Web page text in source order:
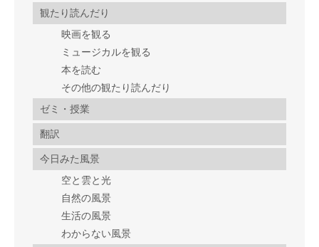
観たり読んだり
映画を観る
ミュージカルを観る
本を読む
その他の観たり読んだり
ゼミ・授業
翻訳
今日みた風景
空と雲と光
自然の風景
生活の風景
わからない風景